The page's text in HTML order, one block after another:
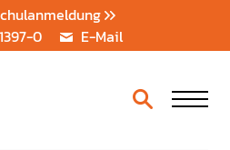
0
E-Mail